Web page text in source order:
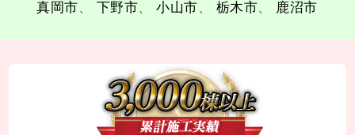
真岡市
下野市 小山市 栃木市 鹿沼市